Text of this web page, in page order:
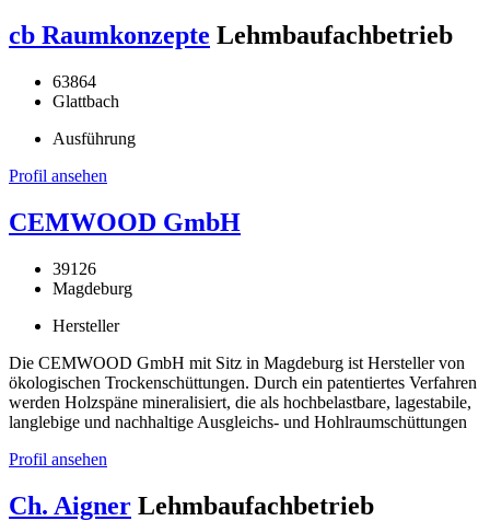
cb Raumkonzepte Lehmbaufachbetrieb
63864
Glattbach
Ausführung
Profil ansehen
CEMWOOD GmbH
39126
Magdeburg
Hersteller
Die CEMWOOD GmbH mit Sitz in Magdeburg ist Hersteller von
ökologischen Trockenschüttungen. Durch ein patentiertes Verfahren
werden Holzspäne mineralisiert, die als hochbelastbare, lagestabile,
langlebige und nachhaltige Ausgleichs- und Hohlraumschüttungen
Profil ansehen
Ch. Aigner Lehmbaufachbetrieb